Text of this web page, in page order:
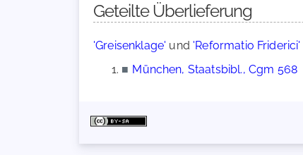
Geteilte Überlieferung
'Greisenklage' und 'Reformatio Friderici'
■ München, Staatsbibl., Cgm 568